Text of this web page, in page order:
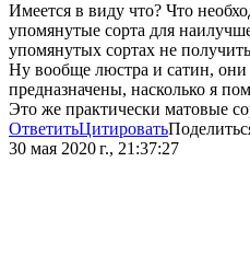
Имеется в виду что? Что
упомянутые сорта для
упомянутых сортах не
Ну вообще люстра и сатин, они
предназначены, насколько я
Это же практически матовые
ОтветитьЦитировать
30 мая 2020 г., 21:37:27